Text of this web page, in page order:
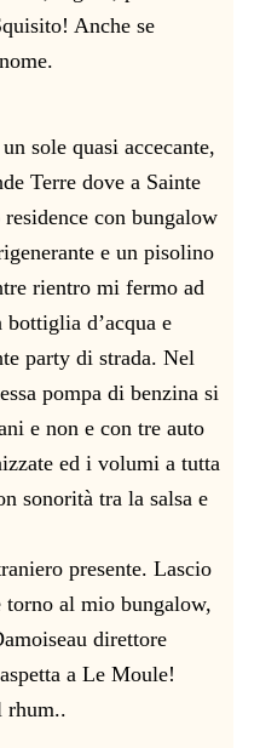
Anche se
sole quasi accecante,
Terre dove a Sainte
con bungalow
e un pisolino
rientro mi fermo ad
d’acqua e
party di strada. Nel
pompa di benzina si
e non e con tre auto
ed i volumi a tutta
sonorità tra la salsa e
presente. Lascio
torno al mio bungalow,
direttore
a Le Moule!
rhum..